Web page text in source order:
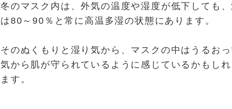
冬のマスク内は、外気の温度や湿度が低下しても
は80～90％と常に高温多湿の状態にあります。
そのぬくもりと湿り気から、マスクの中はうるお
気から肌が守られているように感じているかもし
ます。